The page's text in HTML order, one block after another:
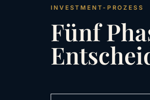
INVESTMENT-PROZESS
Fünf